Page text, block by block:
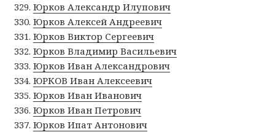
Юрков Александр Илупович
Юрков Алексей Андреевич
Юрков Виктор Сергеевич
Юрков Владимир Васильевич
Юрков Иван Александрович
ЮРКОВ Иван Алексеевич
Юрков Иван Иванович
Юрков Иван Петрович
Юрков Ипат Антонович